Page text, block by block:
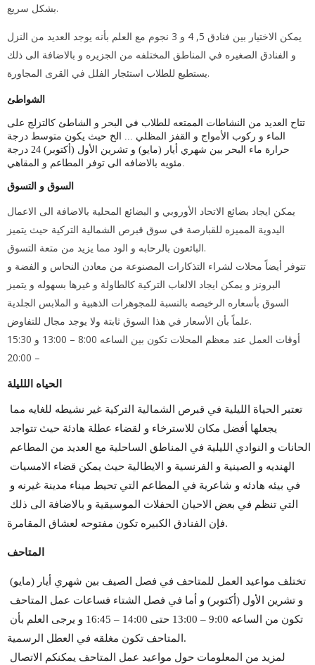
بشكل سريع.
يمكن الاختيار بين فنادق 5, 4 و 3 نجوم مع العلم بأنه يوجد العديد من النزل
و الفنادق الصغيره في المناطق المختلفه من الجزيره و بالاضافة الى ذلك
يستطيع للطلاب استئجار الفلل في القرى المجاورة.
الشواطئ
تتاح العديد من النشاطات الممتعه للطلاب في البحر و الشاطئ كالتزلج على
الماء و ركوب الأمواج و القفز المظلي ... الخ حيث يكون متوسط درجة
حرارة ماء البحر بين شهري أيار (مايو) و تشرين الأول (أكتوبر) 24 درجة
مئويه بالاضافه الى توفر المطاعم و المقاهي.
السوق و التسوق
يمكن ايجاد بضائع الاتحاد الأوروبي و البضائع المحلية بالاضافة الى الاعمال
اليدوية المميزه للقبارصة في سوق قبرص الشمالية التركية حيث يتميز
البائعون بالرحابه و الود مما يزيد من متعة التسوق.
تتوفر أيضاً محلات لشراء التذكارات المصنوعة من معادن النحاس و الفضة و
البرونز و يمكن ايجاد الالعاب التركية كالطاولة و غيرها بسهوله و يتميز
السوق بأسعاره الرخيصه بالنسبة للمجوهرات الذهبية و الملابس الجلدية
علماً بأن الأسعار في هذا السوق ثابتة ولا يوجد مجال للتفاوض.
أوقات العمل عند معظم المحلات تكون بين الساعه 8:00 – 13:00 و 15:30
– 20:00
الحياه اللليلة
فإن الفنادق الكبيره تكون مفتوحه لعشاق المقامرة.
المتاحف
المتاحف تكون مغلقه في العطل الرسمية.